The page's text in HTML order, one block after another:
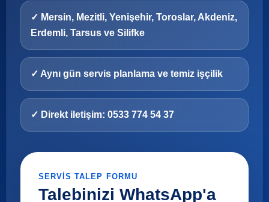
✓ Mersin, Mezitli, Yenişehir, Toroslar, Akdeniz,
Erdemli, Tarsus ve Silifke
✓ Aynı gün servis planlama ve temiz işçilik
✓ Direkt iletişim: 0533 774 54 37
SERVIS TALEP FORMU
Talebinizi WhatsApp'a